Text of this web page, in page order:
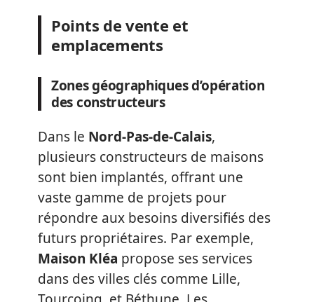
Points de vente et
emplacements
Zones géographiques d’opération
des constructeurs
Dans le Nord-Pas-de-Calais,
plusieurs constructeurs de maisons
sont bien implantés, offrant une
vaste gamme de projets pour
répondre aux besoins diversifiés des
futurs propriétaires. Par exemple,
Maison Kléa propose ses services
dans des villes clés comme Lille,